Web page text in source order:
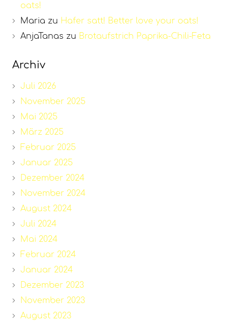
oats!
Maria zu Hafer satt! Better love your oats!
AnjaTanas zu Brotaufstrich Paprika-Chili-Feta
Archiv
Juli 2026
November 2025
Mai 2025
März 2025
Februar 2025
Januar 2025
Dezember 2024
November 2024
August 2024
Juli 2024
Mai 2024
Februar 2024
Januar 2024
Dezember 2023
November 2023
August 2023